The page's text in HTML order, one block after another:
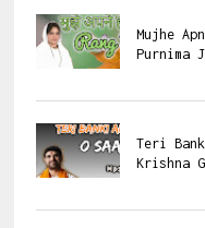
Mujhe
Purnima
Teri
Krishna